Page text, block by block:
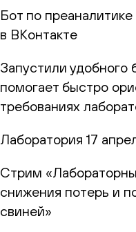
Бот по
в ВКонтакте
Запустили удобного
помогает быстро
требованиях
Лаборатория 17
Стрим
снижения потерь и
свиней»